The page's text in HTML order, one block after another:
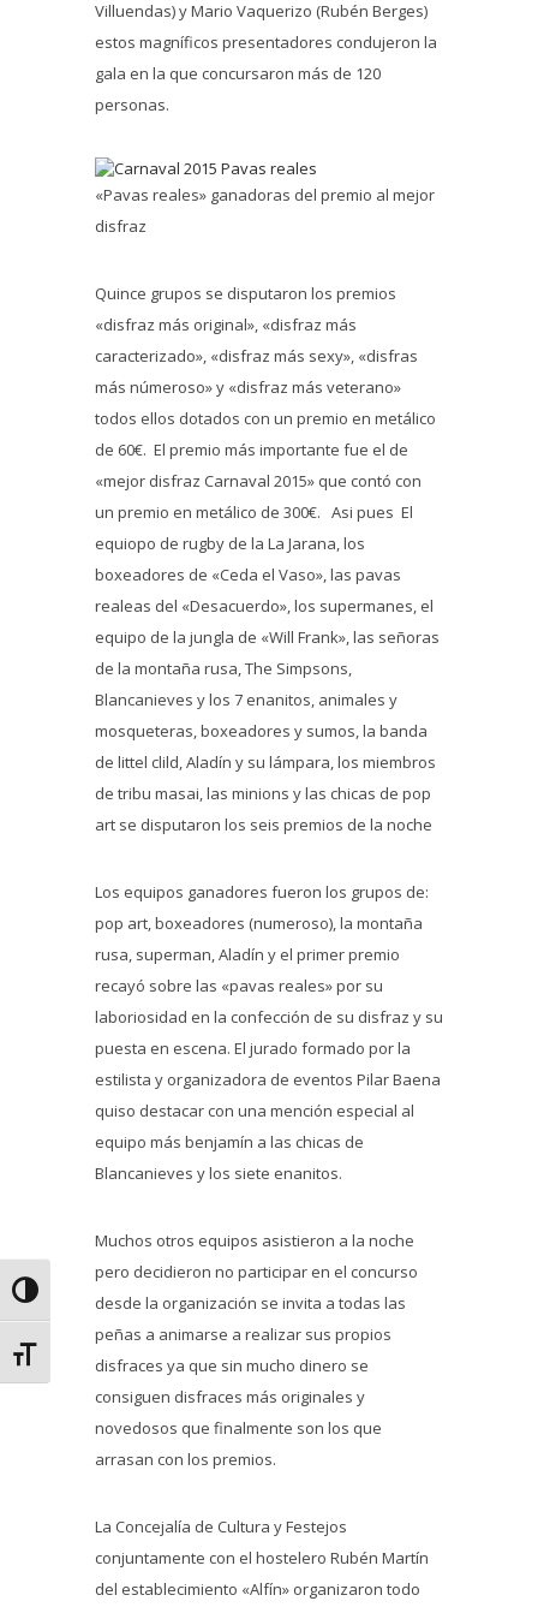
Alternar alto contraste
Alternar tamaño de letra
Villuendas) y Mario Vaquerizo (Rubén Berges)
estos magníficos presentadores condujeron la
gala en la que concursaron más de 120
personas.
«Pavas reales» ganadoras del premio al mejor
disfraz
Quince grupos se disputaron los premios
«disfraz más original», «disfraz más
caracterizado», «disfraz más sexy», «disfras
más númeroso» y «disfraz más veterano»
todos ellos dotados con un premio en metálico
de 60€. El premio más importante fue el de
«mejor disfraz Carnaval 2015» que contó con
un premio en metálico de 300€. Asi pues El
equiopo de rugby de la La Jarana, los
boxeadores de «Ceda el Vaso», las pavas
realeas del «Desacuerdo», los supermanes, el
equipo de la jungla de «Will Frank», las señoras
de la montaña rusa, The Simpsons,
Blancanieves y los 7 enanitos, animales y
mosqueteras, boxeadores y sumos, la banda
de littel clild, Aladín y su lámpara, los miembros
de tribu masai, las minions y las chicas de pop
art se disputaron los seis premios de la noche
Los equipos ganadores fueron los grupos de:
pop art, boxeadores (numeroso), la montaña
rusa, superman, Aladín y el primer premio
recayó sobre las «pavas reales» por su
laboriosidad en la confección de su disfraz y su
puesta en escena. El jurado formado por la
estilista y organizadora de eventos Pilar Baena
quiso destacar con una mención especial al
equipo más benjamín a las chicas de
Blancanieves y los siete enanitos.
Muchos otros equipos asistieron a la noche
pero decidieron no participar en el concurso
desde la organización se invita a todas las
peñas a animarse a realizar sus propios
disfraces ya que sin mucho dinero se
consiguen disfraces más originales y
novedosos que finalmente son los que
arrasan con los premios.
La Concejalía de Cultura y Festejos
conjuntamente con el hostelero Rubén Martín
del establecimiento «Alfín» organizaron todo